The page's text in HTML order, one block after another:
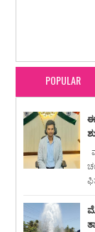
POPULAR